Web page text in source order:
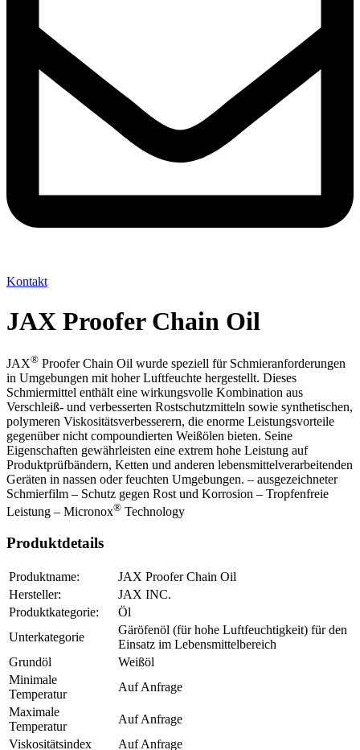
Kontakt
JAX Proofer Chain Oil
JAX® Proofer Chain Oil wurde speziell für Schmieranforderungen
in Umgebungen mit hoher Luftfeuchte hergestellt. Dieses
Schmiermittel enthält eine wirkungsvolle Kombination aus
Verschleiß- und verbesserten Rostschutzmitteln sowie synthetischen,
polymeren Viskositätsverbesserern, die enorme Leistungsvorteile
gegenüber nicht compoundierten Weißölen bieten. Seine
Eigenschaften gewährleisten eine extrem hohe Leistung auf
Produktprüfbändern, Ketten und anderen lebensmittelverarbeitenden
Geräten in nassen oder feuchten Umgebungen. – ausgezeichneter
Schmierfilm – Schutz gegen Rost und Korrosion – Tropfenfreie
Leistung – Micronox® Technology
Produktdetails
Produktname:
JAX Proofer Chain Oil
Hersteller:
JAX INC.
Produktkategorie:
Öl
Unterkategorie
Gäröfenöl (für hohe Luftfeuchtigkeit) für den
Einsatz im Lebensmittelbereich
Grundöl
Weißöl
Minimale
Temperatur
Auf Anfrage
Maximale
Temperatur
Auf Anfrage
Viskositätsindex
Auf Anfrage